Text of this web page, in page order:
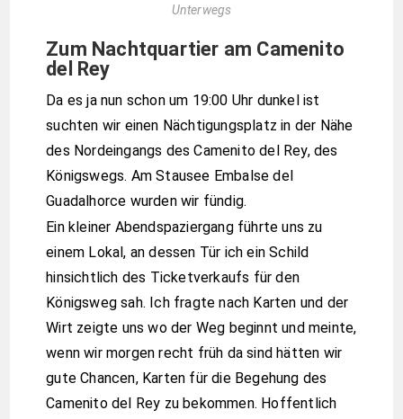
Unterwegs
Zum Nachtquartier am Camenito
del Rey
Da es ja nun schon um 19:00 Uhr dunkel ist
suchten wir einen Nächtigungsplatz in der Nähe
des Nordeingangs des Camenito del Rey, des
Königswegs. Am Stausee Embalse del
Guadalhorce wurden wir fündig.
Ein kleiner Abendspaziergang führte uns zu
einem Lokal, an dessen Tür ich ein Schild
hinsichtlich des Ticketverkaufs für den
Königsweg sah. Ich fragte nach Karten und der
Wirt zeigte uns wo der Weg beginnt und meinte,
wenn wir morgen recht früh da sind hätten wir
gute Chancen, Karten für die Begehung des
Camenito del Rey zu bekommen. Hoffentlich